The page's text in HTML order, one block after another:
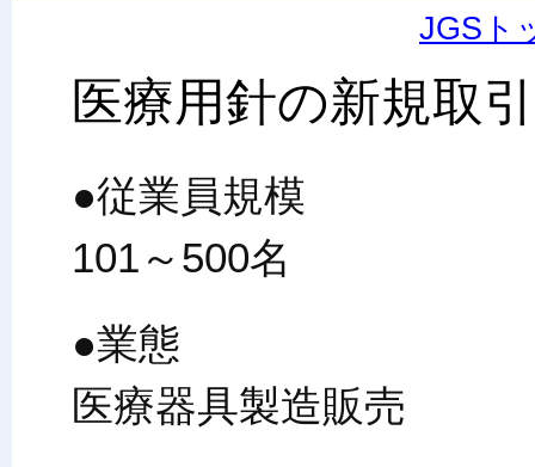
事例紹介－全件表示
アジア・オセアニア地域
中近東・アフリカ地域会社情報
アクセス
沿革
企業理念
代表者略歴
経営七か条
当社のロ
JGSト
医療用針の新規取
●従業員規模
101～500名
●業態
医療器具製造販売